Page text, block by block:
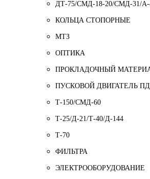
ДТ-75/СМД-18-20/СМД-31/A-
КОЛЬЦА СТОПОРНЫЕ
МТЗ
ОПТИКА
ПРОКЛАДОЧНЫЙ
ПУСКОВОЙ ДВИГАТЕЛЬ
Т-150/СМД-60
Т-25/Д-21/Т-40/Д-144
Т-70
ФИЛЬТРА
ЭЛЕКТРООБОРУДОВАНИЕ